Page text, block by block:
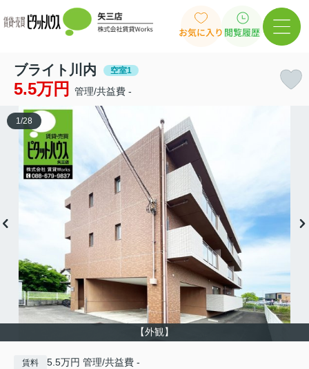
お気に入り 閲覧履歴
ブライト川内 空室1
5.5万円 管理/共益費 -
【外観】
1/28
賃料 5.5万円 管理/共益費 -